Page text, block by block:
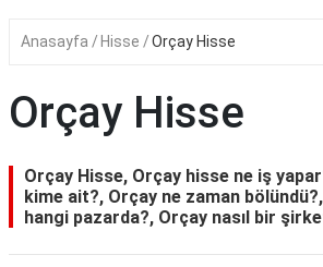
SAĞLIK
Anasayfa Hisse Orçay Hisse
Orçay Hisse
Orçay Hisse, Orçay hisse ne iş
kime ait?, Orçay ne zaman
hangi pazarda?, Orçay nasıl bir